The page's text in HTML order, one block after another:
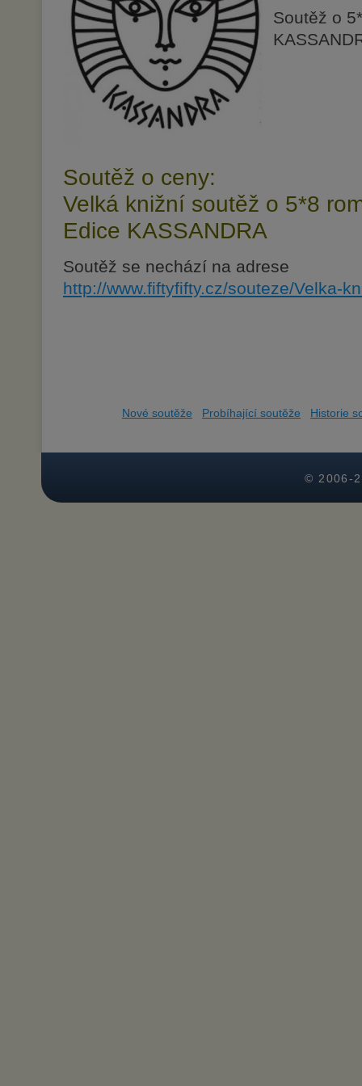
Soutěž o
Soutěž o ceny:
Velká knižní soutěž o 5*8
Edice KASSANDRA
Soutěž se nechází na adrese
http://www.fiftyfifty.cz/souteze/Velka-
Nové soutěže Probíhající soutěže Historie
© 2006-